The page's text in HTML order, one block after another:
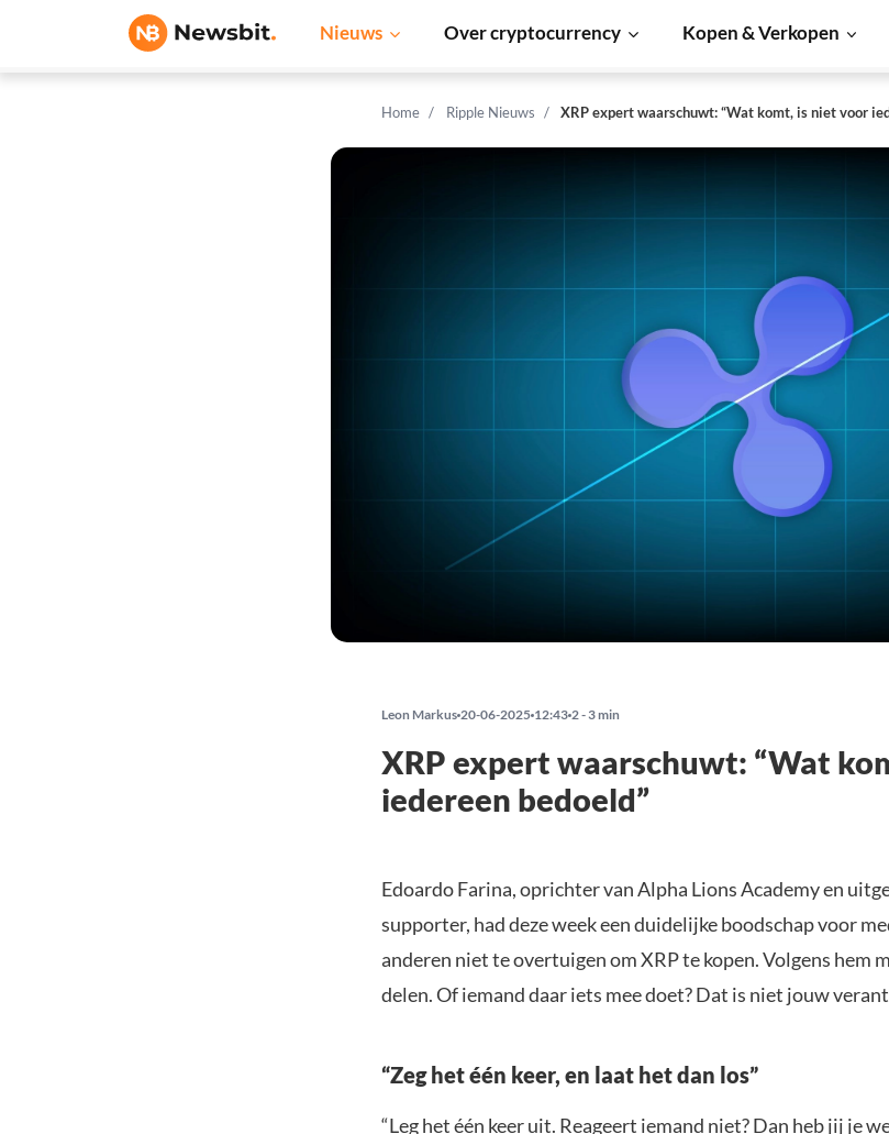
Nieuws Over cryptocurrency Kopen & Verkopen
Home Ripple Nieuws XRP expert waarschuwt: “Wat komt, is niet voor
Leon Markus 20-06-2025 12:43 2 - 3 min
XRP expert waarschuwt: “Wat
iedereen bedoeld”
Edoardo Farina, oprichter van Alpha Lions Academy en
supporter, had deze week een duidelijke boodschap voor
anderen niet te overtuigen om XRP te kopen. Volgens hem
delen. Of iemand daar iets mee doet? Dat is niet jouw
“Zeg het één keer, en laat het dan los”
“Leg het één keer uit. Reageert iemand niet? Dan heb jij je